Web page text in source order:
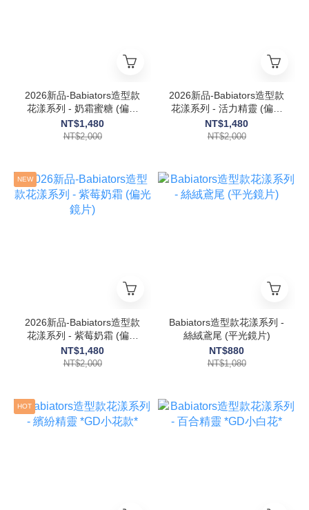
2026新品-Babiators造型款
花漾系列 - 奶霜蜜糖 (偏光
鏡片)
NT$1,480
NT$2,000
2026新品-Babiators造型款
花漾系列 - 活力精靈 (偏光
鏡片) 6歲以上
NT$1,480
NT$2,000
NEW
2026新品-Babiators造型款
花漾系列 - 紫莓奶霜 (偏光
鏡片)
NT$1,480
NT$2,000
Babiators造型款花漾系列 -
絲絨鳶尾 (平光鏡片)
NT$880
NT$1,080
HOT